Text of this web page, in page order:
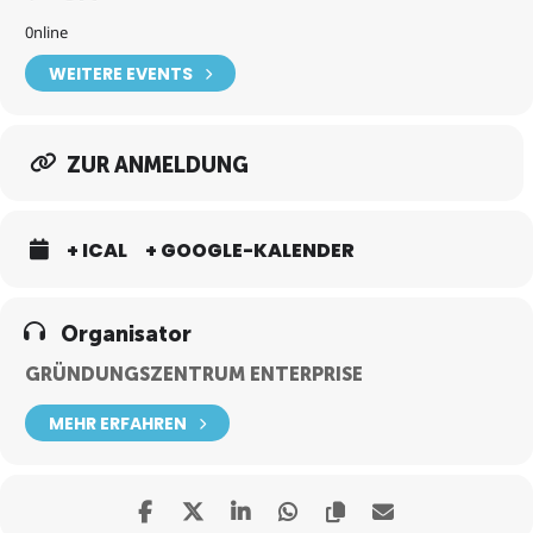
0nline
WEITERE EVENTS
ZUR ANMELDUNG
+ ICAL + GOOGLE-KALENDER
Organisator
GRÜNDUNGSZENTRUM ENTERPRISE
MEHR ERFAHREN